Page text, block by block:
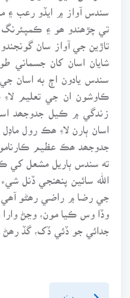
سندس آواز ۾ ايڏو رعب ۽
تي چڙھندو ھو ۽ ڪمپئرنگ
تاڙين جي آواز سان گونجندو
شايان اسان کان جسماني
سندس يادون اڄ به اسان
زندگي ۾ ڪيل جدوجھد
اسان ٻارن لاءِ ھڪ رول
جدوجھد ھڪ عظيم
ته سندس ٻاريل مشعل کي
الله سائين پنھنجي ڏنل
جي رضا ۾ راضي رھڻو آھي.
وڏا وس ڪيا مون، وڃڻ وارا
جدائي جو ڏئي ڏک، گڏ رھڻ
پويون پَنو